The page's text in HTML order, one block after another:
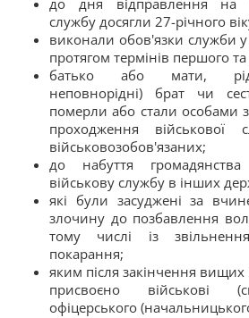
до дня відправлення на
службу досягли 27-річного
виконали обов'язки служби у
протягом термінів першого та
батько або мати,
неповнорідні) брат чи
померли або стали особами з
проходження військової
військовозобов'язаних;
до набуття
військову службу в інших
які були засуджені за
злочину до позбавлення
тому числі із
покарання;
яким після закінчення
присвоєно військові
офіцерського